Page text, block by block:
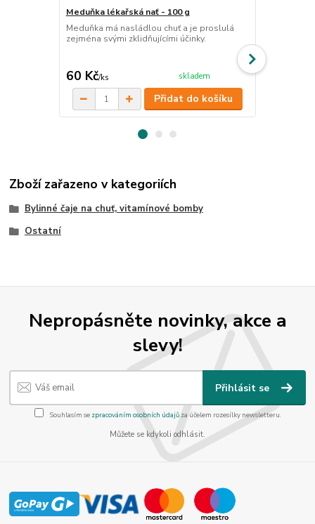
Meduňka lékařská nať - 100 g
Meduňka má nasládlou chuť a je proslulá
zejména svými zklidňujícími účinky.
60 Kč/ks skladem
Přidat do košíku
relaxaci.
cena od
Zboží zařazeno v kategoriích
Bylinné čaje na chuť, vitamínové bomby
Ostatní
Nepropásněte novinky, akce a
slevy!
Přihlásit se
Souhlasím se zpracováním osobních údajůza účelem rozesílky newsletteru.
Můžete se kdykoli odhlásit.